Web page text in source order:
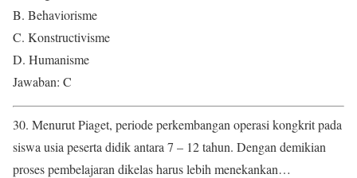
B. Behaviorisme
C. Konstructivisme
D. Humanisme
Jawaban: C
30. Menurut Piaget, periode perkembangan operasi kongkrit pada
siswa usia peserta didik antara 7 – 12 tahun. Dengan demikian
proses pembelajaran dikelas harus lebih menekankan…